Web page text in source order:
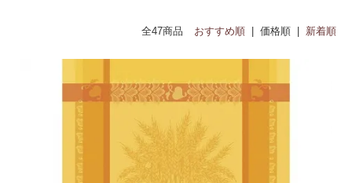
全47商品 おすすめ順 | 価格順 | 新着順